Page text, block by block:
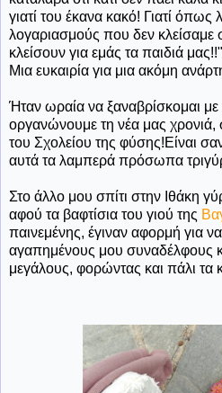
γιατί του έκανα κακό! Γιατί
λογαριασμούς που δεν κλείσαμε
κλείσουν για εμάς τα παιδιά μας!!"
Μια ευκαιρία για μια ακόμη
Ήταν ωραία να ξαναβρίσκομαι με
οργανώνουμε τη νέα μας χρονιά,
του Σχολείου της φύσης!Είναι
αυτά τα λαμπερά πρόσωπα
Στο άλλο μου σπίτι στην Ιθάκη
αφού τα βαφτίσια του γιού της
παινεμένης, έγιναν αφορμή για
αγαπημένους μου συναδέλφους
μεγάλους, φορώντας και πάλι τα